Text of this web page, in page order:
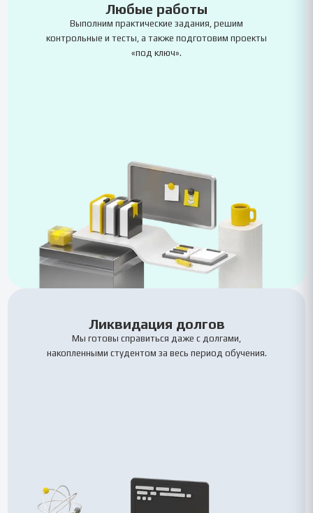
Любые работы
Выполним практические задания, решим
контрольные и тесты, а также подготовим проекты
«под ключ».
Ликвидация долгов
Мы готовы справиться даже с долгами,
накопленными студентом за весь период обучения.